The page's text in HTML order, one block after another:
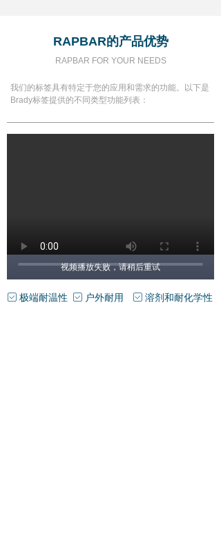
RAPBAR的产品优势
RAPBAR FOR YOUR NEEDS
我们的标签具有特定于您的应用和需求的功能。以下是
Brady标签提供的不同类型功能列表：
视频播放失败，请稍后重试
ꁁ 极端耐温性 ꁁ 户外耐用 ꁁ 溶剂和耐化学性